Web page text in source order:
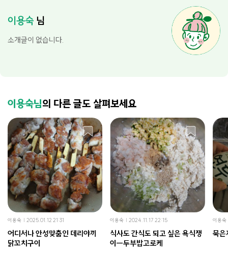
이용숙 님
소개글이 없습니다.
이용숙님의 다른 글도 살펴보세요
이용숙 2025.01.12 21:31
어디서나 안성맞춤인 데리야끼
닭꼬치구이
이용숙 2024.11.17 22:15
식사도 간식도 되고 싶은 욕식쟁
이ㅡ두부밥고로케
이용숙
묵은